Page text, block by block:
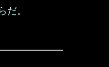
だ。